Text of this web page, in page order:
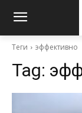
Теги эффективно
Tag: